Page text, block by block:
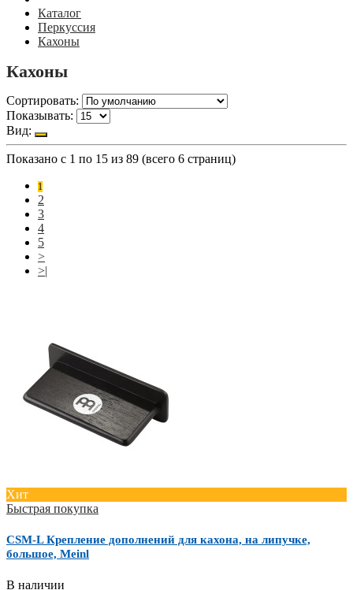
Каталог
Перкуссия
Кахоны
Кахоны
Сортировать:
Показывать:
Вид:
Показано с 1 по 15 из 89 (всего 6 страниц)
1
2
3
4
5
>
>|
Хит
Быстрая покупка
CSM-L Крепление дополнений для кахона, на липучке,
большое, Meinl
В наличии